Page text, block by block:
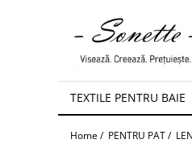
PENTRU PAT
LENJERII DE PAT
LENJERII DE PAT CU PATURA
LENJERII DE PAT CU PILOTA SI
TEXTILE PENTRU BAIE
Home / PENTRU PAT /